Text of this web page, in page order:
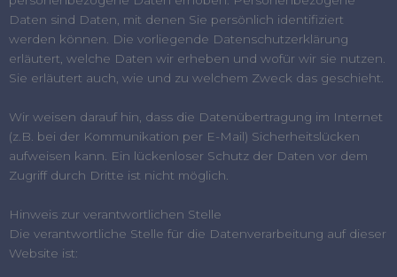
Daten sind Daten, mit denen Sie persönlich identifiziert
werden können. Die vorliegende Datenschutzerklärung
erläutert, welche Daten wir erheben und wofür wir sie nutzen.
Sie erläutert auch, wie und zu welchem Zweck das geschieht.
Wir weisen darauf hin, dass die Datenübertragung im Internet
(z.B. bei der Kommunikation per E-Mail) Sicherheitslücken
aufweisen kann. Ein lückenloser Schutz der Daten vor dem
Zugriff durch Dritte ist nicht möglich.
Hinweis zur verantwortlichen Stelle
Die verantwortliche Stelle für die Datenverarbeitung auf dieser
Website ist: